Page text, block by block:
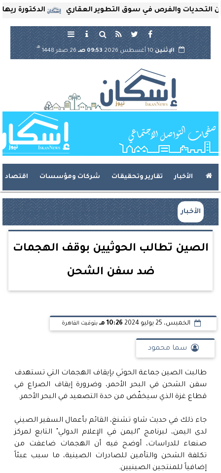
الدكتورة ريهام والفرص في سوق التطوير العقاري
الإثنين10 أغسطس 2026 09:53 صـ 26 صفر 1448
هـ
الأخبار تقارير وتحقيقات شركات ومؤسسات اقتصاد
الأخبار
الصين تطالب الحوثيين بوقف الهجمات
ضد سفن الشحن
الخميس، 25 يوليو 2024 10:26 مـ بتوقيت القاهرة
سما محمود
طالبت الصين جماعة الحوثي بإيقاف الهجمات التي تستهدف
سفن الشحن في البحر الأحمر، وضرورة إيقاف الصراع في
قطاع غزة الذي سيخفّض من حدة التصعيد في البحر الأحمر.
جاء ذلك في حديث شاو تشنغ، القائم بأعمال السفير الصيني
لدى اليمن، لبرنامج "اليمن في الإعلام الدولي" التابع لمركز
صنعاء للدراسات، أوضح فيه أن الهجمات ضاعفت من
تكلفة الشحن والتأمين للصادرات الصينية، ما سبب عبئاً
إضافياً للمنتجين الصينيين.